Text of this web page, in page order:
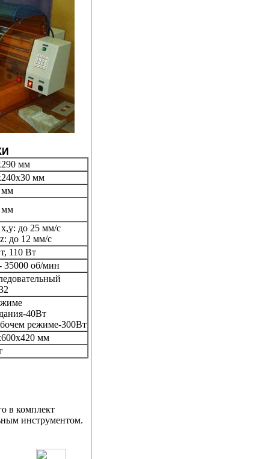
мм
мм
мм
мм
до 25 мм/с
до 12 мм/с
110 Вт
35000 об/мин
40Вт
режиме-300Вт
мм
в комплект
инструментом.